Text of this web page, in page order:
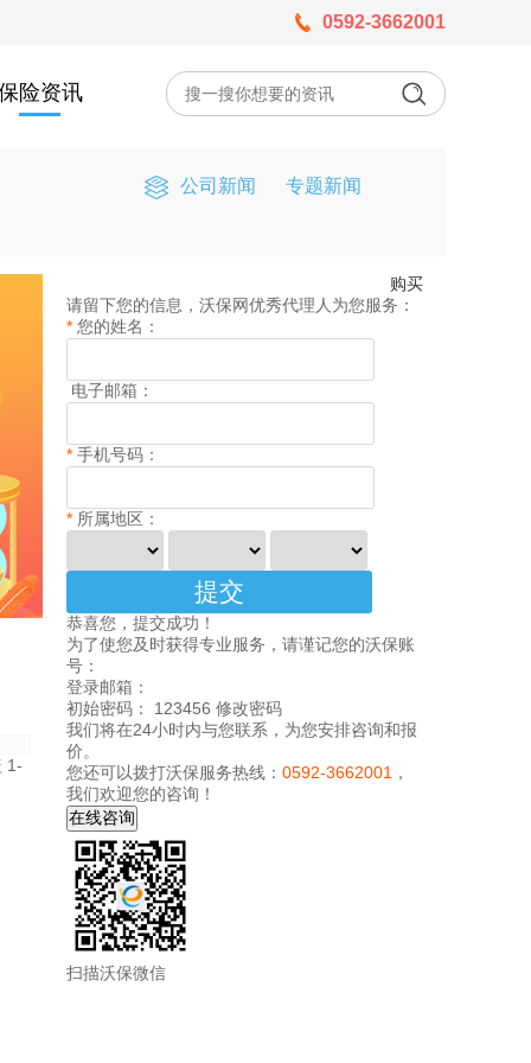
0592-3662001
险资讯
公司新闻 专题新闻
1-
购买
请留下您的信息，沃保网优秀代理人为您服务：
*您的姓名：
电子邮箱：
*手机号码：
*所属地区：
恭喜您，提交成功！
为了使您及时获得专业服务，请谨记您的沃保账
号：
登录邮箱：
初始密码： 123456 修改密码
我们将在24小时内与您联系，为您安排咨询和报
价。
您还可以拨打沃保服务热线： 0592-3662001 ，
我们欢迎您的咨询！
扫描沃保微信